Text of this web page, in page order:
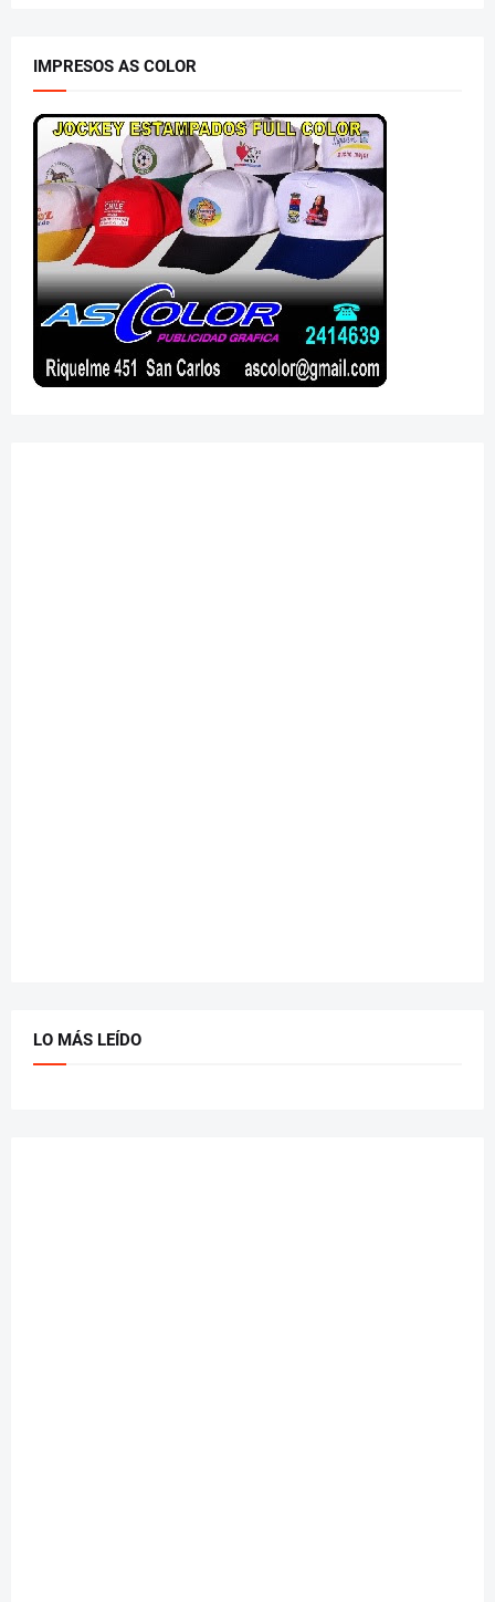
IMPRESOS AS COLOR
LO MÁS LEÍDO